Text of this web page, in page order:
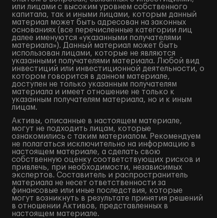
или лицами с высоким уровнем собственного
капитала, так и иными лицами, которым данный
материал может быть адресован на законных
основаниях (все перечисленные категории лиц
далее именуются «указанными получателями
материала»). Данный материал может быть
использован лицами, которые не являются
указанными получателями материала. Любой вид
инвестиций или инвестиционной деятельности, о
котором говорится в данном материале,
доступен не только указанным получателям
материала и имеет отношение не только к
указанным получателям материала, но и к иным
лицам.
Активы, описанные в настоящем материале,
могут не подходить лицам, которые
ознакомились с таким материалом. Рекомендуем
не полагаться исключительно на информацию в
настоящем материале, а сделать свою
собственную оценку соответствующих рисков и
привлечь, при необходимости, независимых
экспертов. Составитель и распространитель
материала не несет ответственности за
финансовые или иные последствия, которые
могут возникнуть в результате принятия решений
в отношении Активов, представленных в
настоящем материале.